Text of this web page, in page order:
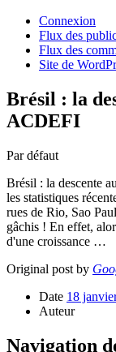
Connexion
Flux des
Flux des
Site de
Brésil : la
ACDEFI
Par défaut
Brésil : la descente
les statistiques
rues de Rio, Sao
gâchis ! En effet,
d'une croissance …
Original post by
Date 18
Auteur
Navigation